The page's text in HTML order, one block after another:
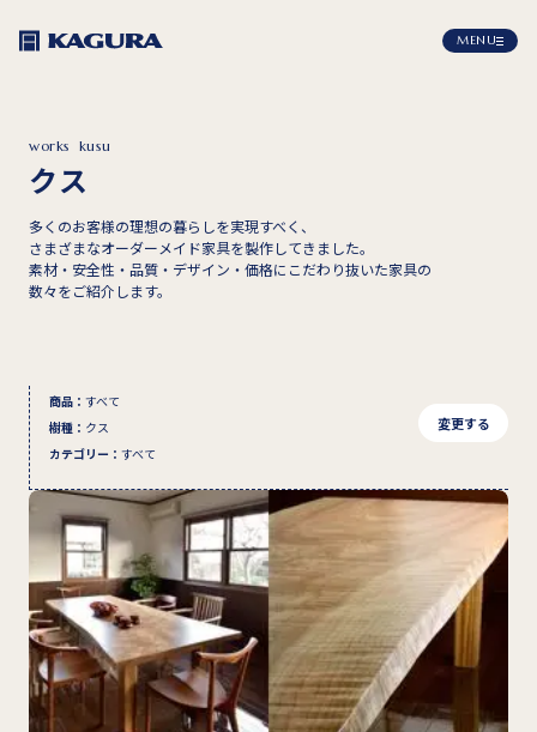
MENU
works_kusu
クス
多くのお客様の理想の暮らしを実現すべく、
さまざまなオーダーメイド家具を製作してきました。
素材・安全性・品質・デザイン・価格にこだわり抜いた家具の
数々をご紹介します。
商品 ： すべて
樹種 ： クス
カテゴリー ： すべて
変更する